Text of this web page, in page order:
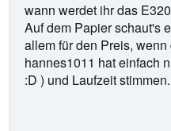
wann werdet ihr das
Auf dem Papier schaut's
allem für den Preis,
hannes1011 hat einfach
:D ) und Laufzeit stimmen.